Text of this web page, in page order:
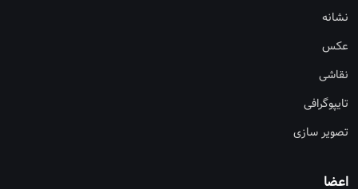
نشانه
عکس
نقاشی
تایپوگرافی
تصویر سازی
اعضا